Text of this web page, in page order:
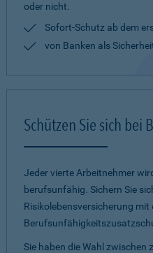
oder nicht.
Sofort-Schutz ab dem
von Banken als
Schützen Sie sich
Jeder vierte Arbeitnehmer
berufsunfähig. Sichern Sie
Risikolebensversicherung mit
Sie haben die Wahl zwischen